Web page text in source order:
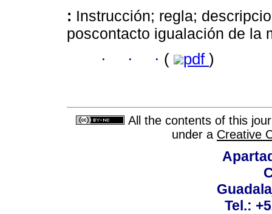
: Instrucción; regla;
poscontacto igualación de la
· · · ( pdf )
All the contents of this
under a Creative
Tel.: